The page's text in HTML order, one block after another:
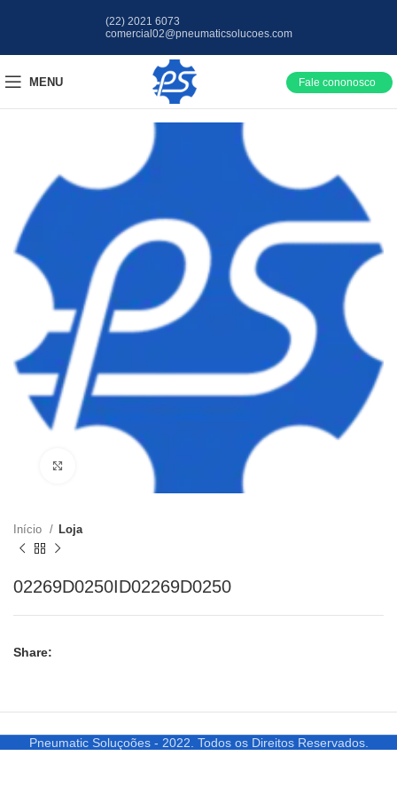
(22) 2021 6073
comercial02@pneumaticsolucoes.com
MENU Fale cononosco
Clique para ampliar
Início Loja
02269D0250ID02269D0250
Share:
Pneumatic Soluçoões - 2022. Todos os Direitos Reservados.